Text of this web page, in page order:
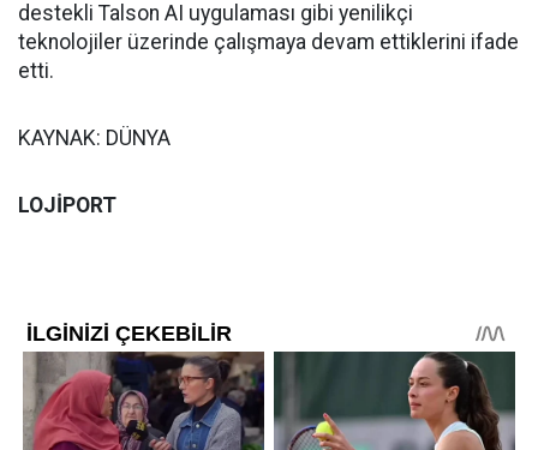
destekli Talson AI uygulaması gibi yenilikçi
teknolojiler üzerinde çalışmaya devam ettiklerini ifade
etti.
KAYNAK: DÜNYA
LOJİPORT